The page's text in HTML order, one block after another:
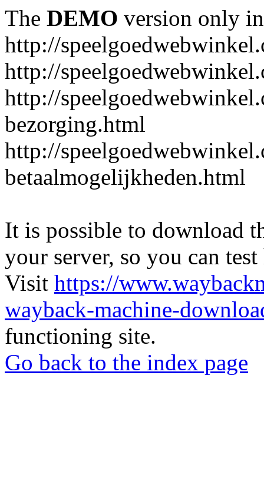
The DEMO version only
http://
http://
http://
bezorging.html
http://
betaalmogelijkheden.html
It is possible to download
your server, so you can
Visit https://
wayback-machine-
functioning site.
Go back to the index page